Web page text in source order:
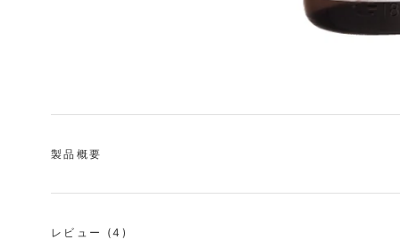
製品概要
レビュー (4)